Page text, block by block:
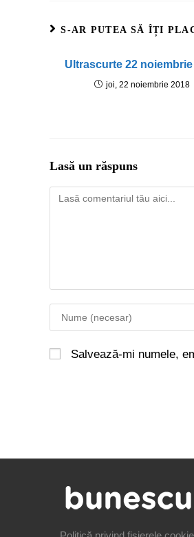
S-AR PUTEA SĂ ÎȚI
Ultrascurte 22 noiembrie
joi, 22 noiembrie 2018
Lasă un răspuns
Salvează-mi numele,